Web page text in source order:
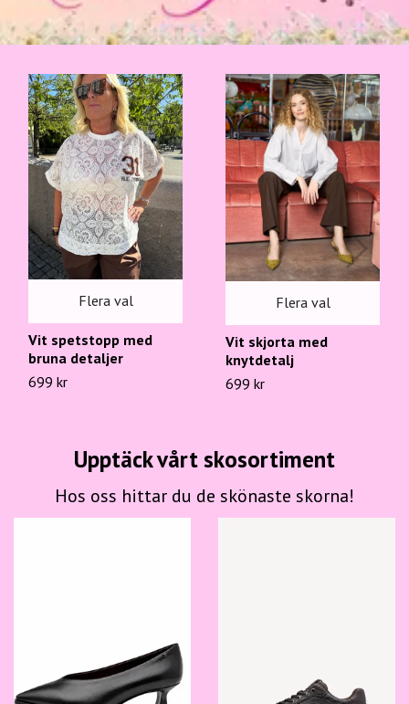
Flera val
Vit spetstopp med
bruna detaljer
699 kr
Flera val
Vit skjorta med
knytdetalj
699 kr
Upptäck vårt skosortiment
Hos oss hittar du de skönaste skorna!